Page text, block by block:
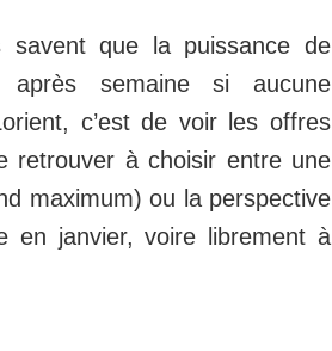
que la puissance de
après semaine si aucune
c’est de voir les offres
retrouver à choisir entre une
maximum) ou la perspective
en janvier, voire librement à